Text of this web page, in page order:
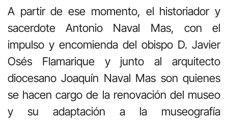
A partir de ese momento, el historiador y
sacerdote Antonio Naval Mas, con el
impulso y encomienda del obispo D. Javier
Osés Flamarique y junto al arquitecto
diocesano Joaquín Naval Mas son quienes
se hacen cargo de la renovación del museo
y su adaptación a la museografía